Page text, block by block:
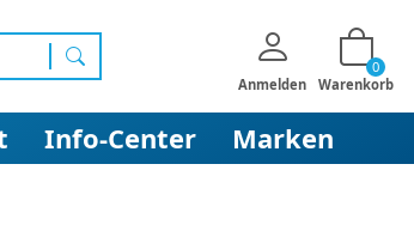
Suchen Anmelden Warenkorb
0
Info-Center Marken